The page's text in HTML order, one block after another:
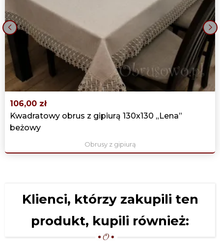
106,00 zł
Kwadratowy obrus z gipiurą 130x130 „Lena”
beżowy
Obrusy z gipiurą
Klienci, którzy zakupili ten
produkt, kupili również: